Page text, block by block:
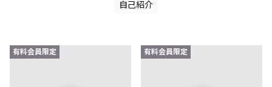
自己紹介
有料会員限定 有料会員限定